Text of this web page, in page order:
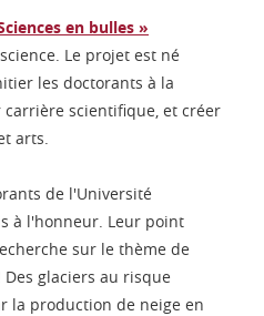
en bulles »
Le projet est né
les doctorants à la
carrière scientifique, et créer
arts.
de l'Université
à l'honneur. Leur point
sur le thème de
Des glaciers au risque
la production de neige en